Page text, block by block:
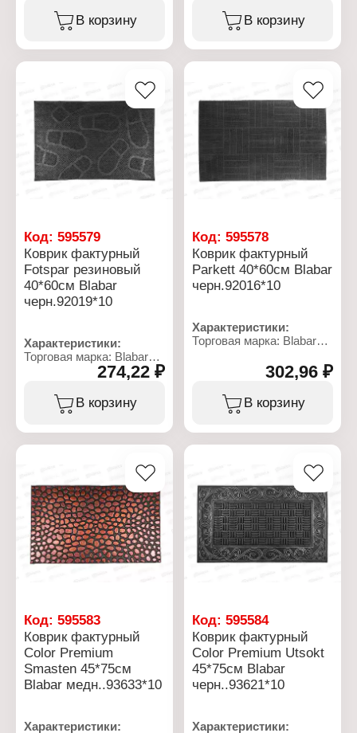
В корзину В корзину
Код: 595579
Коврик фактурный
Fotspar резиновый
40*60см Blabar
черн.92019*10
Характеристики:
Торговая марка: Blabar
Артикул: 92019
Тип товара: Коврик
Особенность:
Материал: резина
274,22 ₽
В корзину
Код:595578
Коврик фактурный
Parkett 40*60см Blabar
черн.92016*10
Характеристики:
Торговая марка: Blabar
Серия: Parkett
Тип товара: Коврик
Особенность:
фактурный
прихожей
Цвет: черный
302,96 ₽
В корзину
Код: 595583
Коврик фактурный
Color Premium
Smasten 45*75см
Blabar медн..93633*10
Характеристики:
Код:595584
Коврик фактурный
Color Premium Utsokt
45*75см Blabar
черн..93621*10
Характеристики: